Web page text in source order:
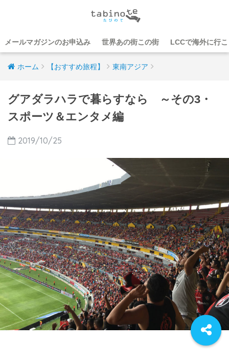
メールマガジンのお申込み 世界あの街この街 LCCで海外に行
ホーム 【おすすめ旅程】 東南アジア
グアダラハラで暮らすなら ～その3・
スポーツ＆エンタメ編
2019/10/25